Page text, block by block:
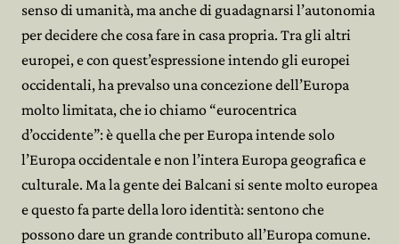
senso di umanità, ma anche di guadagnarsi l’autonomia
per decidere che cosa fare in casa propria. Tra gli altri
europei, e con quest’espressione intendo gli europei
occidentali, ha prevalso una concezione dell’Europa
molto limitata, che io chiamo “eurocentrica
d’occidente”: è quella che per Europa intende solo
l’Europa occidentale e non l’intera Europa geografica e
culturale. Ma la gente dei Balcani si sente molto europea
e questo fa parte della loro identità: sentono che
possono dare un grande contributo all’Europa comune.